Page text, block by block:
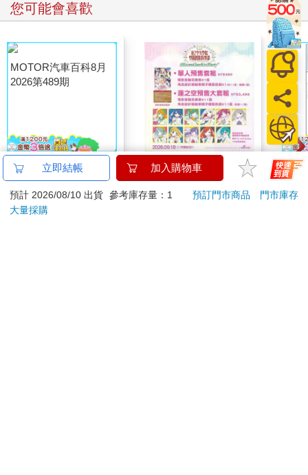
您可能會喜歡
MOTOR汽車百科8月
2026第489期
200 特價 190 元
劇場版 Love Live！蓮
之空女學院學園偶像俱
樂部 Bloom Garden
特價 3499 元
吉
96 折
立即結帳 加入購物車
預計 2026/08/10 出貨 參考庫存量：1 預訂門市商品
門市庫存
大量採購